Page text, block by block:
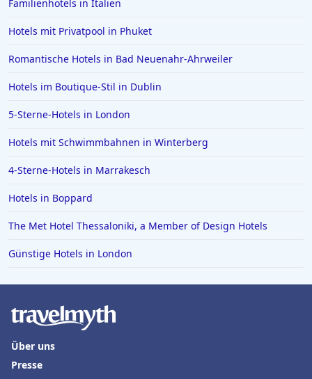
Hotels in der Eifel
Hotels in Filderstadt
Hotels in Lingen (Ems)
Hotels in Boblingen
Familienhotels in Italien
Hotels mit Privatpool in Phuket
Romantische Hotels in Bad Neuenahr-Ahrweiler
Hotels im Boutique-Stil in Dublin
5-Sterne-Hotels in London
Hotels mit Schwimmbahnen in Winterberg
4-Sterne-Hotels in Marrakesch
Hotels in Boppard
The Met Hotel Thessaloniki, a Member of Design Hotels
Günstige Hotels in London
Über uns
Presse